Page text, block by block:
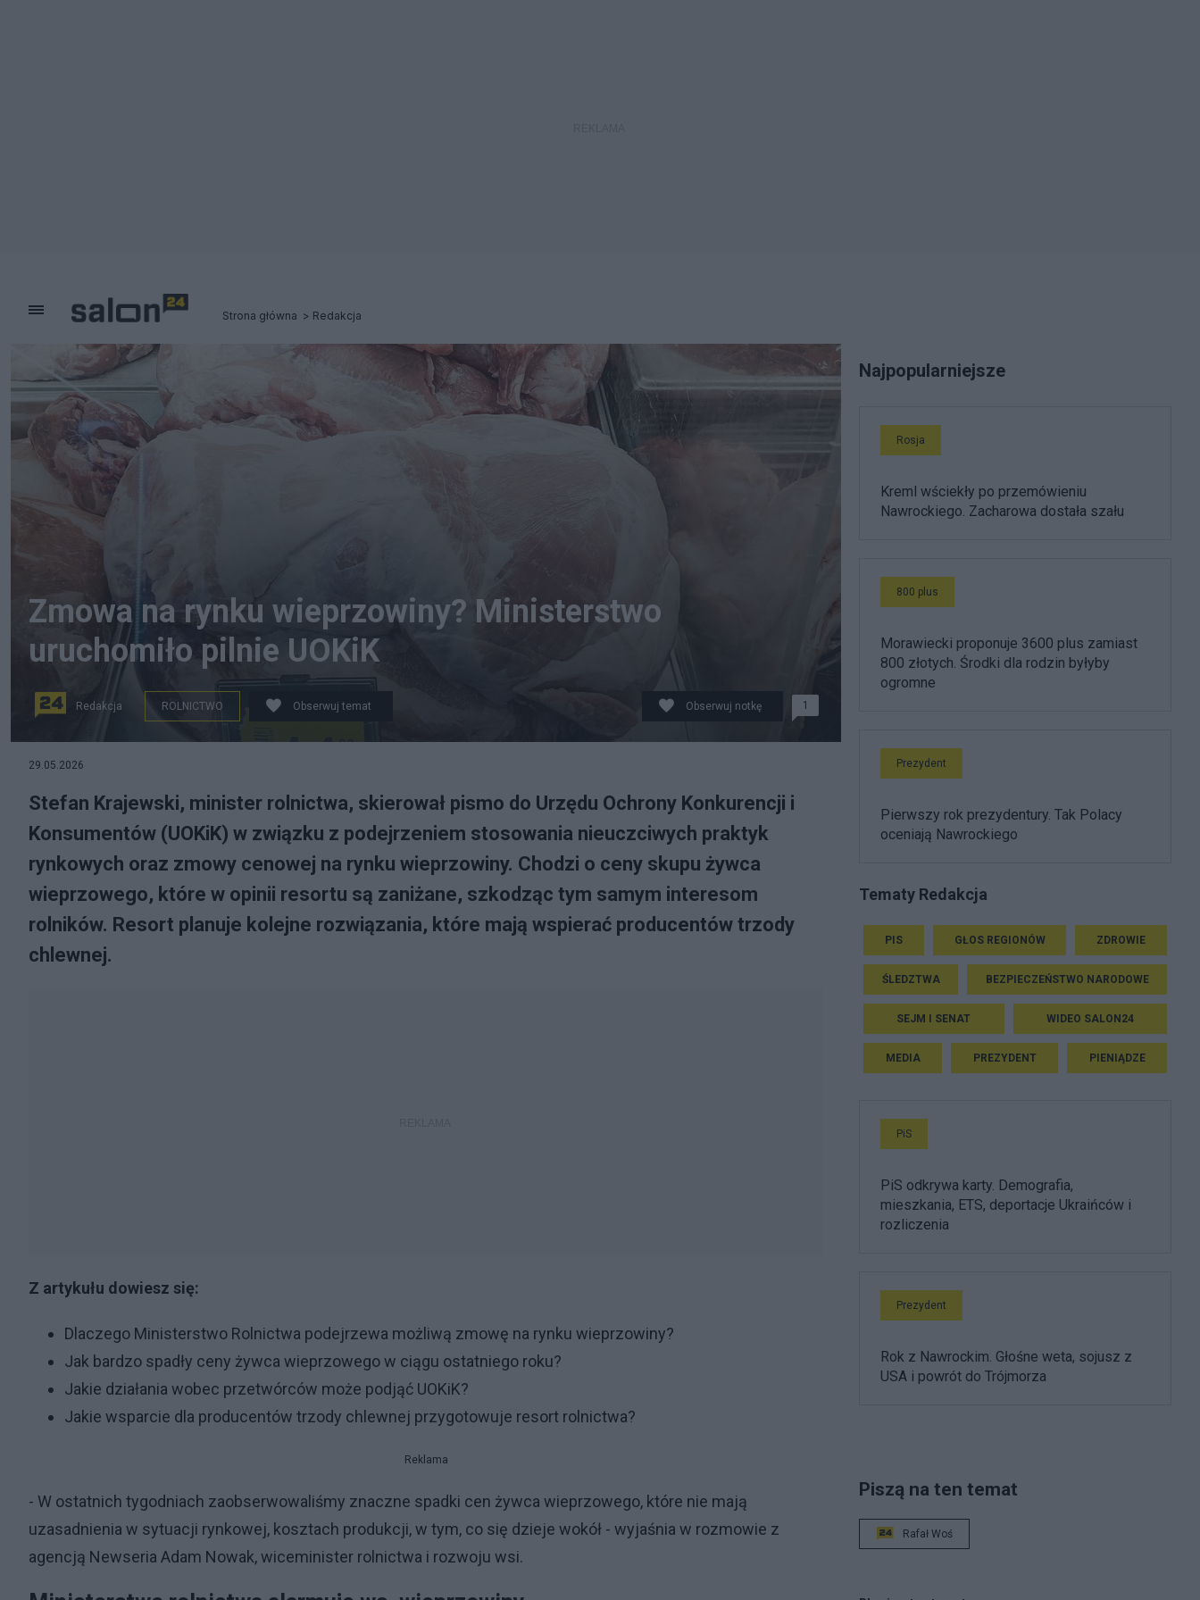
Strona główna Redakcja
Zmowa na rynku wieprzowiny? Ministerstwo
uruchomiło pilnie UOKiK
Redakcja ROLNICTWO Obserwuj temat Obserwuj notkę 1
29.05.2026
Stefan Krajewski, minister rolnictwa, skierował pismo do Urzędu Ochrony Konkurencji i
Konsumentów (UOKiK) w związku z podejrzeniem stosowania nieuczciwych praktyk
rynkowych oraz zmowy cenowej na rynku wieprzowiny. Chodzi o ceny skupu żywca
wieprzowego, które w opinii resortu są zaniżane, szkodząc tym samym interesom
rolników. Resort planuje kolejne rozwiązania, które mają wspierać producentów trzody
chlewnej.
Z artykułu dowiesz się:
Dlaczego Ministerstwo Rolnictwa podejrzewa możliwą zmowę na rynku wieprzowiny?
Jak bardzo spadły ceny żywca wieprzowego w ciągu ostatniego roku?
Jakie działania wobec przetwórców może podjąć UOKiK?
Jakie wsparcie dla producentów trzody chlewnej przygotowuje resort rolnictwa?
Reklama
- W ostatnich tygodniach zaobserwowaliśmy znaczne spadki cen żywca wieprzowego, które nie mają
uzasadnienia w sytuacji rynkowej, kosztach produkcji, w tym, co się dzieje wokół - wyjaśnia w rozmowie z
agencją Newseria Adam Nowak, wiceminister rolnictwa i rozwoju wsi.
Najpopularniejsze
Rosja
Kreml wściekły po przemówieniu
Nawrockiego. Zacharowa dostała szału
800 plus
Morawiecki proponuje 3600 plus zamiast
800 złotych. Środki dla rodzin byłyby
ogromne
Prezydent
Pierwszy rok prezydentury. Tak Polacy
oceniają Nawrockiego
Tematy Redakcja
PIS GŁOS REGIONÓW ZDROWIE
ŚLEDZTWA BEZPIECZEŃSTWO NARODOWE
SEJM I SENAT WIDEO SALON24
MEDIA PREZYDENT PIENIĄDZE
PiS
PiS odkrywa karty. Demografia,
mieszkania, ETS, deportacje Ukraińców i
rozliczenia
Prezydent
Rok z Nawrockim. Głośne weta, sojusz z
USA i powrót do Trójmorza
Piszą na ten temat
Rafał Woś